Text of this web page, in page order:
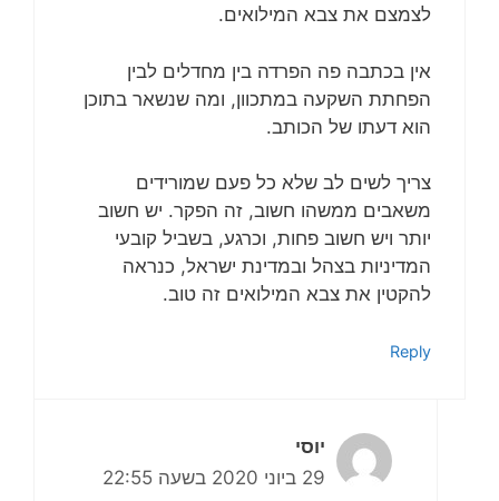
לצמצם את צבא המילואים.
אין בכתבה פה הפרדה בין מחדלים לבין
הפחתת השקעה במתכוון, ומה שנשאר בתוכן
הוא דעתו של הכותב.
צריך לשים לב שלא כל פעם שמורידים
משאבים ממשהו חשוב, זה הפקר. יש חשוב
יותר ויש חשוב פחות, וכרגע, בשביל קובעי
המדיניות בצהל ובמדינת ישראל, כנראה
להקטין את צבא המילואים זה טוב.
Reply
יוסי
29 ביוני 2020 בשעה 22:55